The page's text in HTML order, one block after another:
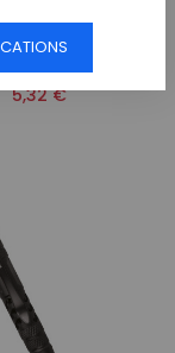
Biner SlideLock
Noir 2
5,32 €